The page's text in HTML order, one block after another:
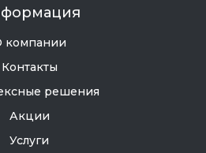
компании
Контакты
решения
Акции
Услуги